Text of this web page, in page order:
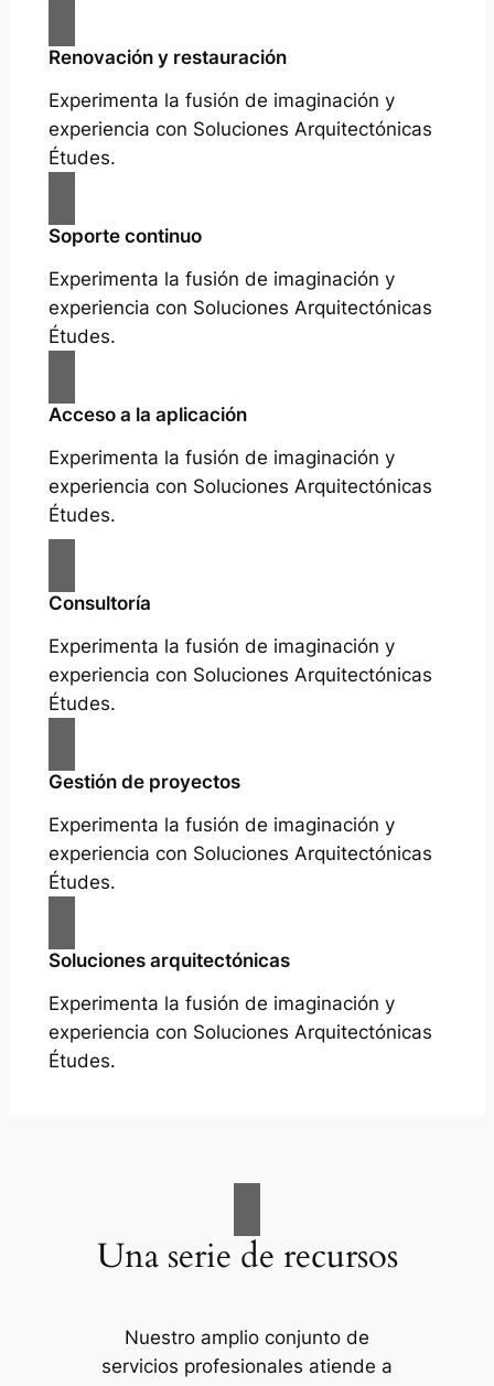
Renovación y restauración
Experimenta la fusión de imaginación y
experiencia con Soluciones Arquitectónicas
Études.
Soporte continuo
Experimenta la fusión de imaginación y
experiencia con Soluciones Arquitectónicas
Études.
Acceso a la aplicación
Experimenta la fusión de imaginación y
experiencia con Soluciones Arquitectónicas
Études.
Consultoría
Experimenta la fusión de imaginación y
experiencia con Soluciones Arquitectónicas
Études.
Gestión de proyectos
Experimenta la fusión de imaginación y
experiencia con Soluciones Arquitectónicas
Études.
Soluciones arquitectónicas
Experimenta la fusión de imaginación y
experiencia con Soluciones Arquitectónicas
Études.
Una serie de recursos
Nuestro amplio conjunto de
servicios profesionales atiende a